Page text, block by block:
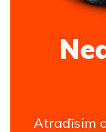
Atradīsim